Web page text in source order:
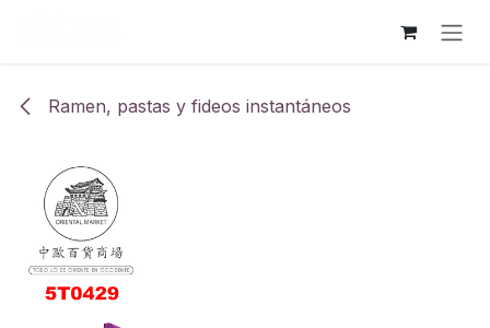
Ramen, pastas y fideos instantáneos